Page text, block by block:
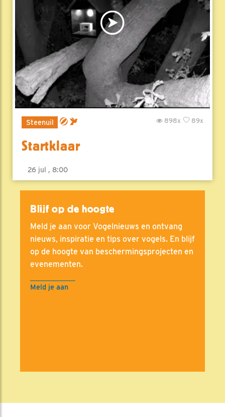
Steenuil 89x
898x
Startklaar
26 jul , 8:00
Blijf op de hoogte
Meld je aan voor Vogelnieuws en ontvang
nieuws, inspiratie en tips over vogels. En blijf
op de hoogte van beschermingsprojecten en
evenementen.
Meld je aan